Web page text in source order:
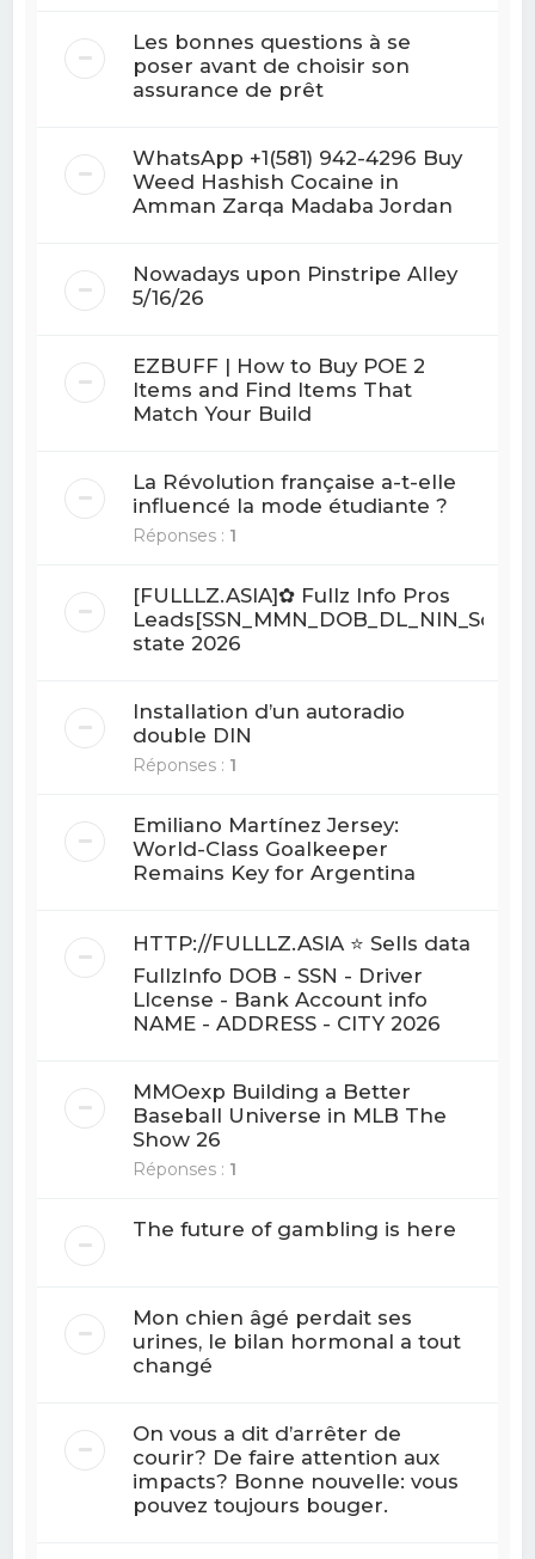
Les bonnes questions à se
poser avant de choisir son
assurance de prêt
WhatsApp +1(581) 942-4296 Buy
Weed Hashish Cocaine in
Amman Zarqa Madaba Jordan
Nowadays upon Pinstripe Alley
5/16/26
EZBUFF | How to Buy POE 2
Items and Find Items That
Match Your Build
La Révolution française a-t-elle
influencé la mode étudiante ?
Réponses : 1
[FULLLZ.ASIA]✿ Fullz Info Pros
state 2026
Installation d’un autoradio
double DIN
Réponses : 1
Emiliano Martínez Jersey:
World-Class Goalkeeper
Remains Key for Argentina
HTTP://FULLLZ.ASIA ⭐️ Sells data
FullzInfo DOB - SSN - Driver
LIcense - Bank Account info
NAME - ADDRESS - CITY 2026
MMOexp Building a Better
Baseball Universe in MLB The
Show 26
Réponses : 1
The future of gambling is here
Mon chien âgé perdait ses
urines, le bilan hormonal a tout
changé
On vous a dit d’arrêter de
courir? De faire attention aux
impacts? Bonne nouvelle: vous
pouvez toujours bouger.